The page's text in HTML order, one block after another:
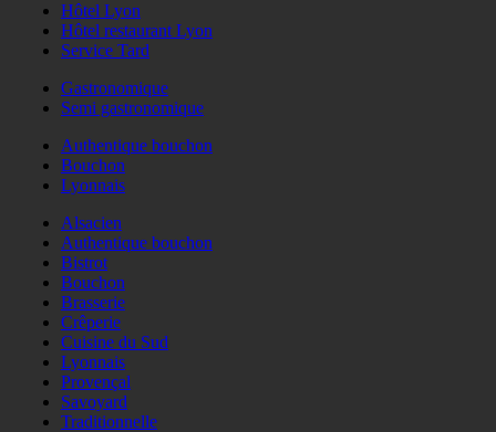
Hôtel Lyon
Hôtel restaurant Lyon
Service Tard
Gastronomique
Semi gastronomique
Authentique bouchon
Bouchon
Lyonnais
Alsacien
Authentique bouchon
Bistrot
Bouchon
Brasserie
Crêperie
Cuisine du Sud
Lyonnais
Provençal
Savoyard
Traditionnelle